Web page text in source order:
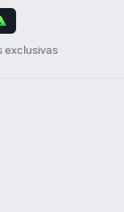
exclusivas